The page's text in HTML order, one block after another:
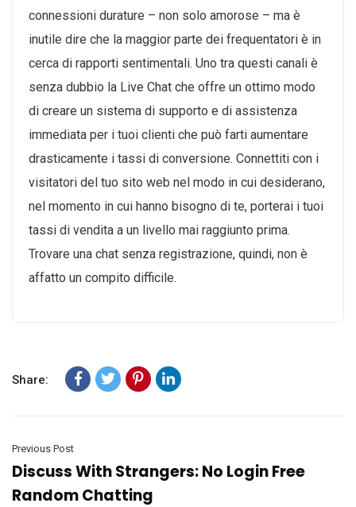
connessioni durature – non solo amorose – ma è
inutile dire che la maggior parte dei frequentatori è in
cerca di rapporti sentimentali. Uno tra questi canali è
senza dubbio la Live Chat che offre un ottimo modo
di creare un sistema di supporto e di assistenza
immediata per i tuoi clienti che può farti aumentare
drasticamente i tassi di conversione. Connettiti con i
visitatori del tuo sito web nel modo in cui desiderano,
nel momento in cui hanno bisogno di te, porterai i tuoi
tassi di vendita a un livello mai raggiunto prima.
Trovare una chat senza registrazione, quindi, non è
affatto un compito difficile.
Share:
Previous Post
Discuss With Strangers: No Login Free
Random Chatting